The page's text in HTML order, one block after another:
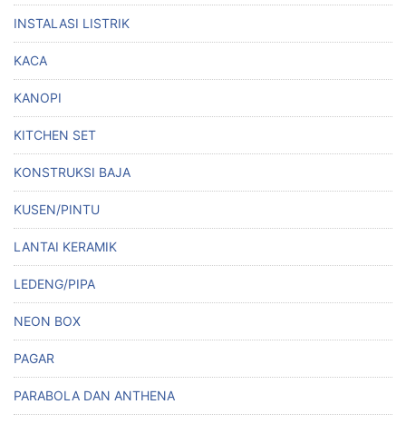
INSTALASI LISTRIK
KACA
KANOPI
KITCHEN SET
KONSTRUKSI BAJA
KUSEN/PINTU
LANTAI KERAMIK
LEDENG/PIPA
NEON BOX
PAGAR
PARABOLA DAN ANTHENA